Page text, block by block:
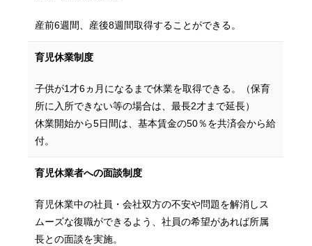
産前6週間、産後8週間取得することができる。
育児休業制度
子供が1才6ヵ月になるまで休業を取得できる。（保育
所に入所できない等の場合は、最長2才まで延長）
休業開始から5日間は、基本賃金の50％を共済会から給
付。
育児休業者への面談制度
育児休業中の社員・会社双方の不安や問題を解消しス
ムーズな復職ができるよう、社員の希望があれば所属
長との面談を実施。